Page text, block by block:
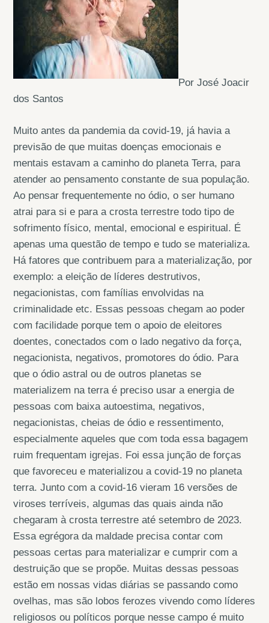
Por José Joacir
dos Santos
Muito antes da pandemia da covid-19, já havia a
previsão de que muitas doenças emocionais e
mentais estavam a caminho do planeta Terra, para
atender ao pensamento constante de sua população.
Ao pensar frequentemente no ódio, o ser humano
atrai para si e para a crosta terrestre todo tipo de
sofrimento físico, mental, emocional e espiritual. É
apenas uma questão de tempo e tudo se materializa.
Há fatores que contribuem para a materialização, por
exemplo: a eleição de líderes destrutivos,
negacionistas, com famílias envolvidas na
criminalidade etc. Essas pessoas chegam ao poder
com facilidade porque tem o apoio de eleitores
doentes, conectados com o lado negativo da força,
negacionista, negativos, promotores do ódio. Para
que o ódio astral ou de outros planetas se
materializem na terra é preciso usar a energia de
pessoas com baixa autoestima, negativos,
negacionistas, cheias de ódio e ressentimento,
especialmente aqueles que com toda essa bagagem
ruim frequentam igrejas. Foi essa junção de forças
que favoreceu e materializou a covid-19 no planeta
terra. Junto com a covid-16 vieram 16 versões de
viroses terríveis, algumas das quais ainda não
chegaram à crosta terrestre até setembro de 2023.
Essa egrégora da maldade precisa contar com
pessoas certas para materializar e cumprir com a
destruição que se propõe. Muitas dessas pessoas
estão em nossas vidas diárias se passando como
ovelhas, mas são lobos ferozes vivendo como líderes
religiosos ou políticos porque nesse campo é muito